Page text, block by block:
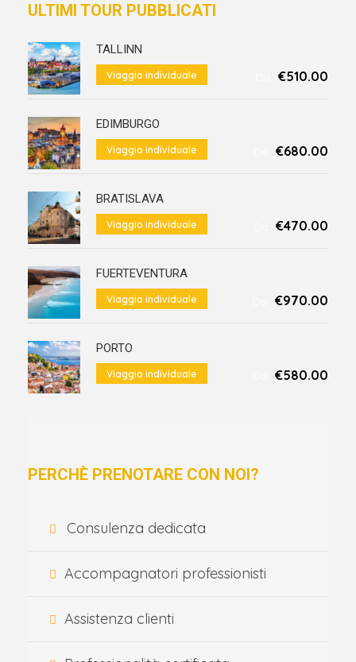
ULTIMI TOUR PUBBLICATI
TALLINN
Viaggio individuale €510.00
EDIMBURGO
Viaggio individuale €680.00
BRATISLAVA
Viaggio individuale €470.00
FUERTEVENTURA
Viaggio individuale €970.00
PORTO
Viaggio individuale €580.00
PERCHÈ PRENOTARE CON NOI?
Consulenza dedicata
Accompagnatori professionisti
Assistenza clienti